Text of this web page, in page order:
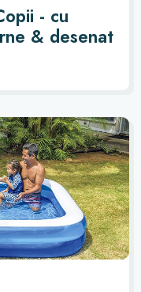
- cu
& desenat